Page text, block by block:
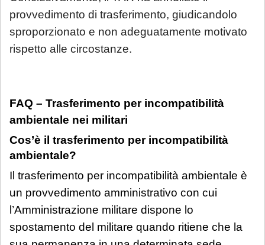
provvedimento di trasferimento, giudicandolo
sproporzionato e non adeguatamente motivato
rispetto alle circostanze.
FAQ – Trasferimento per incompatibilità
ambientale nei militari
Cos’è il trasferimento per incompatibilità
ambientale?
Il trasferimento per incompatibilità ambientale è
un provvedimento amministrativo con cui
l’Amministrazione militare dispone lo
spostamento del militare quando ritiene che la